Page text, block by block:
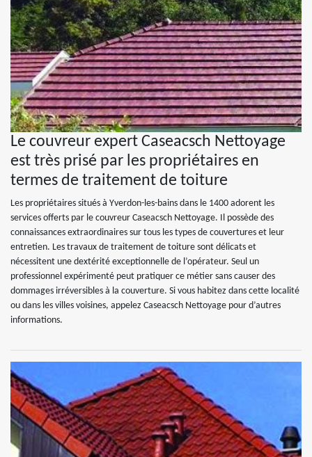
Le couvreur expert Caseacsch Nettoyage
est très prisé par les propriétaires en
termes de traitement de toiture
Les propriétaires situés à Yverdon-les-bains dans le 1400 adorent les
services offerts par le couvreur Caseacsch Nettoyage. Il possède des
connaissances extraordinaires sur tous les types de couvertures et leur
entretien. Les travaux de traitement de toiture sont délicats et
nécessitent une dextérité exceptionnelle de l’opérateur. Seul un
professionnel expérimenté peut pratiquer ce métier sans causer des
dommages irréversibles à la couverture. Si vous habitez dans cette localité
ou dans les villes voisines, appelez Caseacsch Nettoyage pour d’autres
informations.